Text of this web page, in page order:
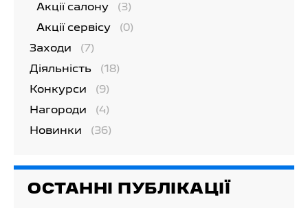
Акції салону (3)
Акції сервісу (0)
Заходи (7)
Діяльність (18)
Конкурси (9)
Нагороди (4)
Новинки (36)
ОСТАННІ ПУБЛІКАЦІЇ